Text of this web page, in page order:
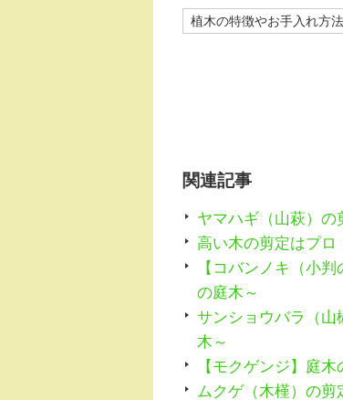
c
k
e
植木の特徴やお手入れ方法
関連記事
ヤマハギ（山萩）
高い木の剪定はプロ
【コバンノキ（小
の庭木～
サンショウバラ（
木～
【モクゲンジ】庭
ムクゲ（木槿）の